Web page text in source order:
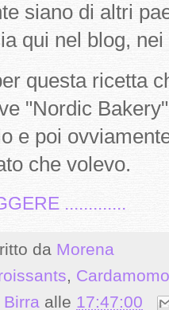
siano di altri
qui nel blog,
questa ricetta
"Nordic
e poi
che volevo.
.............
da Morena
, Cardamomo
alle 17:47:00